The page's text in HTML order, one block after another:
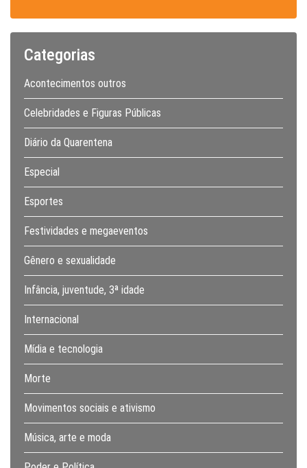
Categorias
Acontecimentos outros
Celebridades e Figuras Públicas
Diário da Quarentena
Especial
Esportes
Festividades e megaeventos
Gênero e sexualidade
Infância, juventude, 3ª idade
Internacional
Mídia e tecnologia
Morte
Movimentos sociais e ativismo
Música, arte e moda